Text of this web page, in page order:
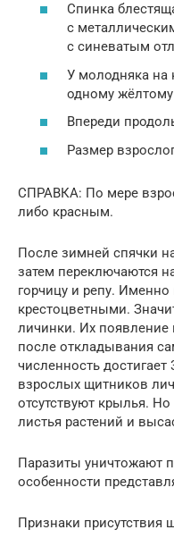
Спинка
с
с синеватым
У молодняка на
одному жёлтому
Впереди
Размер
СПРАВКА: По мере
либо красным.
После зимней спячки
затем переключаются
горчицу и репу.
крестоцветными.
личинки. Их появление
после откладывания
численность достигает
взрослых щитников
отсутствуют крылья.
листья растений и
Паразиты уничтожают
особенности
Признаки присутствия